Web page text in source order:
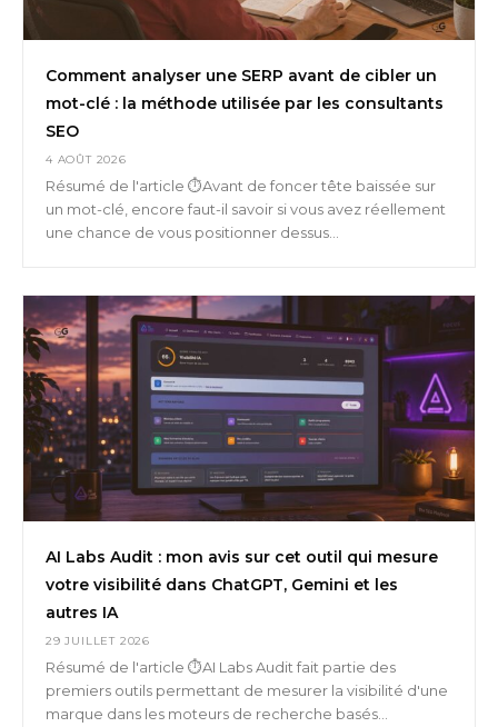
Comment analyser une SERP avant de cibler un
mot-clé : la méthode utilisée par les consultants
SEO
4 AOÛT 2026
Résumé de l'article ⏱️Avant de foncer tête baissée sur
un mot-clé, encore faut-il savoir si vous avez réellement
une chance de vous positionner dessus...
AI Labs Audit : mon avis sur cet outil qui mesure
votre visibilité dans ChatGPT, Gemini et les
autres IA
29 JUILLET 2026
Résumé de l'article ⏱️AI Labs Audit fait partie des
premiers outils permettant de mesurer la visibilité d'une
marque dans les moteurs de recherche basés...